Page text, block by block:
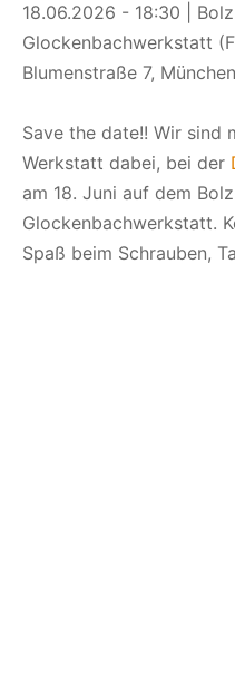
18.06.2026 - 18:30 |
Glockenbachwerkstatt
Blumenstraße 7, München
Save the date!! Wir sind
Werkstatt dabei, bei der
am 18. Juni auf dem
Glockenbachwerkstatt.
Spaß beim Schrauben,